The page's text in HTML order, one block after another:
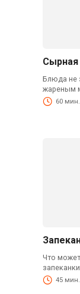
Сырная
Блюда не
жареным
60 мин.
Что
запеканки
45 мин.